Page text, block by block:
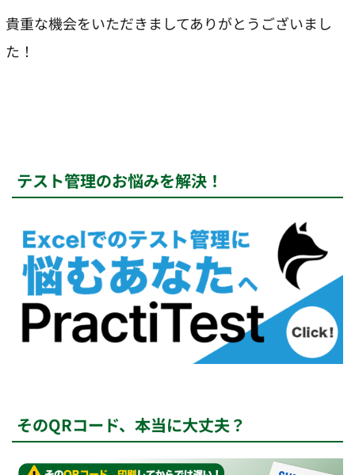
貴重な機会をいただきましてありがとうございまし
た！
テスト管理のお悩みを解決！
そのQRコード、本当に大丈夫？